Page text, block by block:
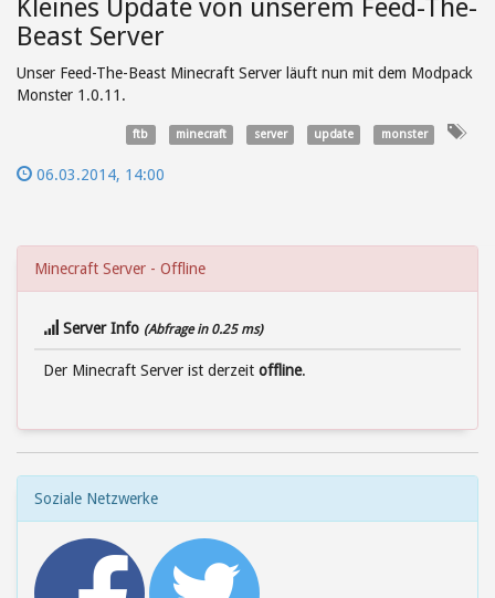
Kleines Update von unserem Feed-The-
Beast Server
Unser Feed-The-Beast Minecraft Server läuft nun mit dem Modpack
Monster 1.0.11.
ftb minecraft server update monster
06.03.2014, 14:00
Minecraft Server - Offline
Server Info (Abfrage in 0.25 ms)
Der Minecraft Server ist derzeit offline.
Soziale Netzwerke